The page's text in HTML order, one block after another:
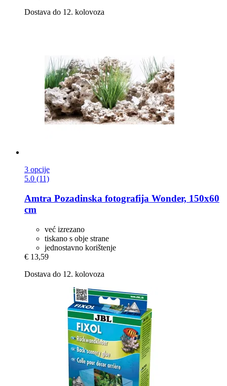
Dostava do 12. kolovoza
3 opcije
5.0 (11)
Amtra Pozadinska fotografija Wonder, 150x60
cm
već izrezano
tiskano s obje strane
jednostavno korištenje
€ 13,59
Dostava do 12. kolovoza